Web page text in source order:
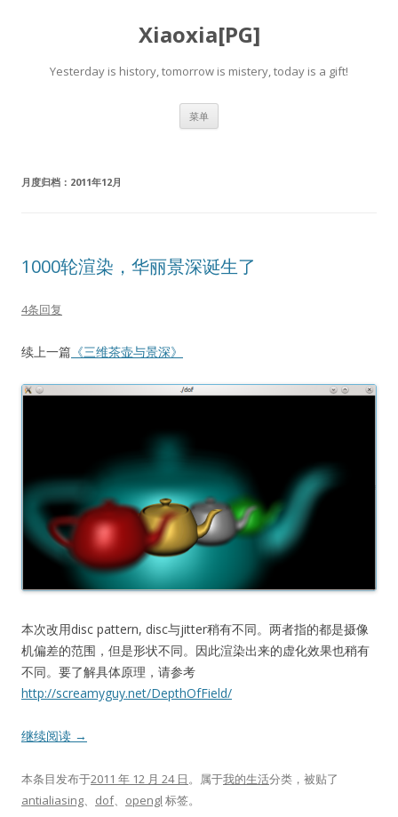
Xiaoxia[PG]
Yesterday is history, tomorrow is mistery, today is a gift!
菜单
月度归档： 2011年12月
1000轮渲染，华丽景深诞生了
4条回复
续上一篇 《三维茶壶与景深》
本次改用disc pattern, disc与jitter稍有不同。两者指的都是摄像
机偏差的范围，但是形状不同。因此渲染出来的虚化效果也稍有
不同。要了解具体原理，请参考
http://screamyguy.net/DepthOfField/
继续阅读 →
本条目发布于2011 年 12 月 24 日。属于我的生活分类，被贴了
antialiasing、 dof、 opengl 标签。